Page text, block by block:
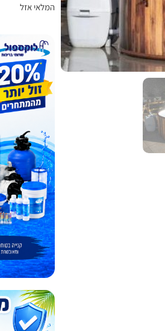
המלאי אזל